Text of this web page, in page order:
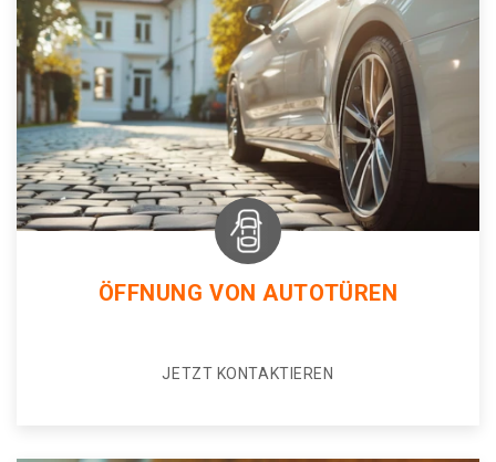
ÖFFNUNG VON AUTOTÜREN
JETZT KONTAKTIEREN